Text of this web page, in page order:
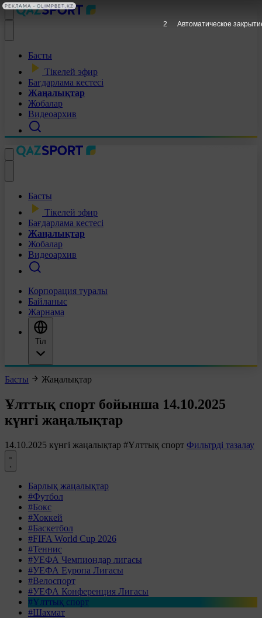
Басты
Тікелей эфир
Бағдарлама кестесі
Жаңалықтар
Жобалар
Видеоархив
Басты
Тікелей эфир
Бағдарлама кестесі
Жаңалықтар
Жобалар
Видеоархив
Корпорация туралы
Байланыс
Жарнама
Тіл
Басты Жаңалықтар
Ұлттық спорт бойынша 14.10.2025
күнгі жаңалықтар
14.10.2025 күнгі жаңалықтар #Ұлттық спорт Фильтрді тазалау
Барлық жаңалықтар
#Футбол
#Бокс
#Хоккей
#Баскетбол
#FIFA World Cup 2026
#Теннис
#УЕФА Чемпиондар лигасы
#УЕФА Еуропа Лигасы
#Велоспорт
#УЕФА Конференция Лигасы
#Ұлттық спорт
#Шахмат
1 Автоматическое
РЕКЛАМА • OLIMPBET.KZ